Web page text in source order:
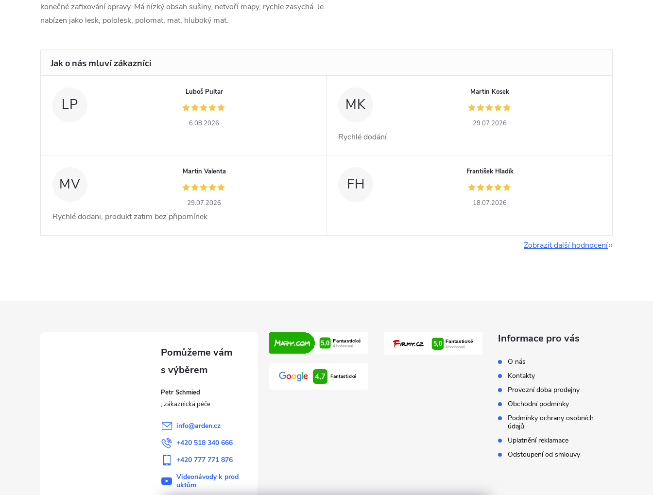
konečné zafixování opravy. Má nízký obsah sušiny, netvoří mapy, rychle zasychá. Je
nabízen jako lesk, pololesk, polomat, mat, hluboký mat.
LP
Luboš Pultar
6.08.2026
MK
Martin Kosek
29.07.2026
Rychlé dodání
MV
Martin Valenta
29.07.2026
Rychlé dodani, produkt zatim bez připomínek
FH
František Hladík
18.07.2026
Zobrazit další hodnocení
Petr Schmied
info@arden.cz
+420 518 340 666
+420 777 771 876
Videonávody k prod
uktům
4,7 Fantastické
Informace pro vás
O nás
Kontakty
Provozní doba prodejny
Obchodní podmínky
Podmínky ochrany osobních
údajů
Uplatnění reklamace
Odstoupení od smlouvy